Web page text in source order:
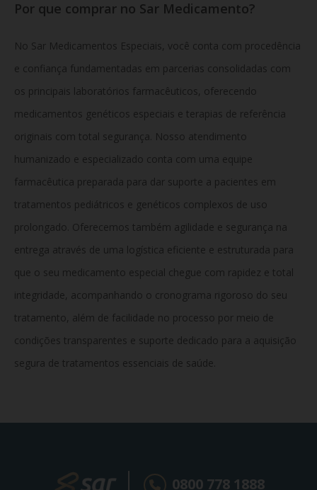
Por que comprar no Sar Medicamento?
No Sar Medicamentos Especiais, você conta com procedência
e confiança fundamentadas em parcerias consolidadas com
os principais laboratórios farmacêuticos, oferecendo
medicamentos genéticos especiais e terapias de referência
originais com total segurança. Nosso atendimento
humanizado e especializado conta com uma equipe
farmacêutica preparada para dar suporte a pacientes em
tratamentos pediátricos e genéticos complexos de uso
prolongado. Oferecemos também agilidade e segurança na
entrega através de uma logística eficiente e estruturada para
que o seu medicamento especial chegue com rapidez e total
integridade, acompanhando o cronograma rigoroso do seu
tratamento, além de facilidade no processo por meio de
condições transparentes e suporte dedicado para a aquisição
segura de tratamentos essenciais de saúde.
0800 778 1888